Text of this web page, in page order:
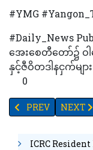
#YMG
#Daily_News
အေးစေတီတော်၌ ဝါ
နှင့်ဇီဝိတဒါနငှက်မျ
0
PREVIOUS
PREV NEXT
NEXT
ICRC